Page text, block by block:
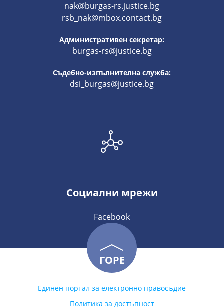
nak@burgas-rs.justice.bg
rsb_nak@mbox.contact.bg
Административен секретар:
burgas-rs@justice.bg
Съдебно-изпълнителна служба:
dsi_burgas@justice.bg
Социални мрежи
Facebook
ГОРЕ
Единен портал за електронно правосъдие
Политика за достъпност